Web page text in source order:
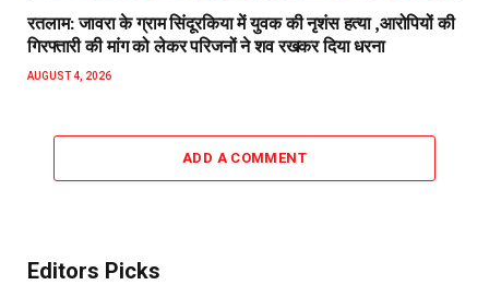
रतलाम: जावरा के ग्राम सिंदूरकिया में युवक की नृशंस हत्या ,आरोपियों की
गिरफ्तारी की मांग को लेकर परिजनों ने शव रखकर दिया धरना
AUGUST 4, 2026
ADD A COMMENT
Editors Picks